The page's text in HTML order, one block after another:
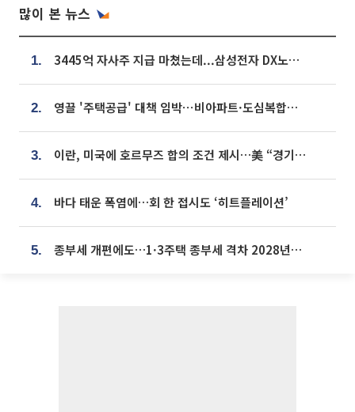
많이 본 뉴스
1. 3445억 자사주 지급 마쳤는데...삼성전자 DX노조, 뒤늦은 '떼쓰기 집회'
2. 영끌 '주택공급' 대책 임박⋯비아파트·도심복합까지 총동원
3. 이란, 미국에 호르무즈 합의 조건 제시…美 “경기 아직 안 끝나” [종합]
4. 바다 태운 폭염에…회 한 접시도 ‘히트플레이션’
5. 종부세 개편에도…1·3주택 종부세 격차 2028년부터 확대